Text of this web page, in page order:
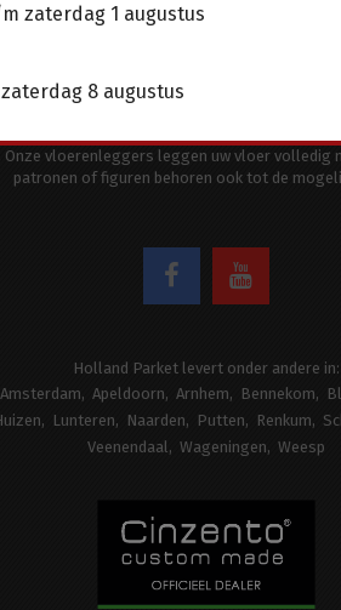
Onze vloerenleggers leggen uw vloer volledig
patronen of figuren behoren ook tot de
Holland Parket levert onder andere in:
Amsterdam Apeldoorn Arnhem Bennekom
Lunteren Naarden Putten Renkum
Veenendaal
Wageningen Weesp
zaterdag 1 augustus
8 augustus